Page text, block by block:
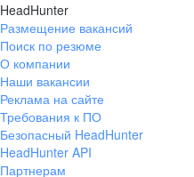
HeadHunter
Размещение вакансий
Поиск по резюме
О компании
Наши вакансии
Реклама на сайте
Требования к ПО
Безопасный HeadHunter
HeadHunter API
Партнерам